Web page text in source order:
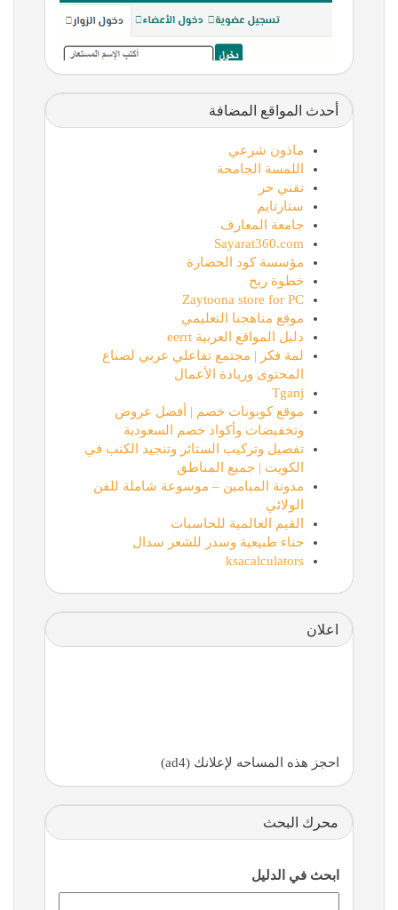
أحدث المواقع المضافة
ماذون شرعي
اللمسة الجامحة
تقني حر
ستارتايم
جامعة المعارف
Sayarat360.com
مؤسسة كود الحضارة
خطوة ربح
Zaytoona store for PC
موقع مناهجنا التعليمي
دليل المواقع العربية eerrt
لمة فكر | مجتمع تفاعلي عربي لصناع
المحتوى وريادة الأعمال
Tganj
موقع كوبونات خصم | أفضل عروض
وتخفيضات وأكواد خصم السعودية
تفصيل وتركيب الستائر وتنجيد الكنب في
الكويت | جميع المناطق
مدونة الميامين – موسوعة شاملة للفن
الولائي
القيم العالمية للحاسبات
حناء طبيعية وسدر للشعر سدال
ksacalculators
اعلان
احجز هذه المساحه لإعلانك (ad4)
محرك البحث
ابحث في الدليل